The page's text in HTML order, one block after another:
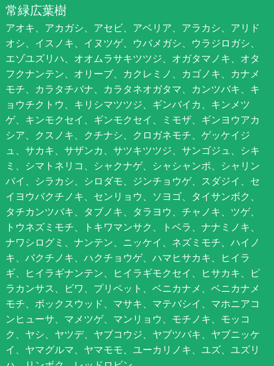
常緑広葉樹
アオキ、アカガシ、アセビ、アベリア、アラカシ、アリド
オシ、イスノキ、イヌツゲ、ウバメガシ、ウラジロガシ、
エゾユズリハ、オオムラサキツツジ、オガタマノキ、オタ
フクナンテン、オリーブ、カクレミノ、カゴノキ、カナメ
モチ、カラタチバナ、カラタネオガタマ、カンツバキ、キ
ョウチクトウ、キリシマツツジ、ギンバイカ、キンメツ
ゲ、キンモクセイ、ギンモクセイ、ミモザ、ギンヨウアカ
シア、クスノキ、クチナシ、クロガネモチ、ゲッケイジ
ュ、サカキ、サザンカ、サツキツツジ、サンゴジュ、シキ
ミ、シマトネリコ、シャクナゲ、シャシャンポ、シャリン
バイ、シラカシ、シロダモ、ジンチョウゲ、スダジイ、セ
イヨウバクチノキ、センリョウ、ソヨゴ、タイサンボク、
タチカンツバキ、タブノキ、タラヨウ、チャノキ、ツゲ、
トウネズミモチ、トキワマンサク、トベラ、ナナミノキ、
ナワシログミ、ナンテン、ニッケイ、ネズミモチ、ハイノ
キ、バクチノキ、ハクチョウゲ、ハマヒサカキ、ヒイラ
ギ、ヒイラギナンテン、ヒイラギモクセイ、ヒサカキ、ピ
ラカンサス、ビワ、プリペット、ベニカナメ、ベニカナメ
モチ、ボックスウッド、マサキ、マテバシイ、マホニアコ
ンヒューサ、マメツゲ、マンリョウ、モチノキ、モッコ
ク、ヤシ、ヤツデ、ヤブコウジ、ヤブツバキ、ヤブニッケ
イ、ヤマグルマ、ヤマモモ、ユーカリノキ、ユズ、ユズリ